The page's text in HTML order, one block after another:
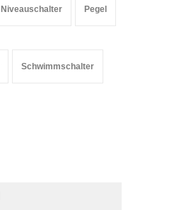
Niveauschalter Pegel
Schwimmschalter